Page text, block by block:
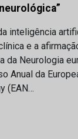
inteligência
e a
da Neurologia
Anual da
(EAN…